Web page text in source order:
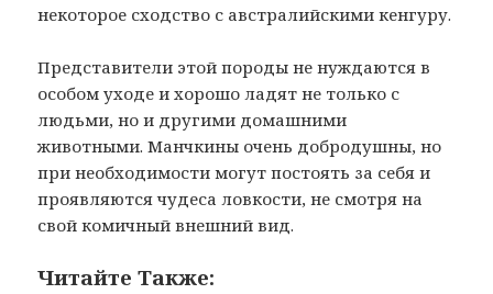
некоторое сходство с австралийскими кенгуру.
Представители этой породы не нуждаются в
особом уходе и хорошо ладят не только с
людьми, но и другими домашними
животными. Манчкины очень добродушны, но
при необходимости могут постоять за себя и
проявляются чудеса ловкости, не смотря на
свой комичный внешний вид.
Читайте Также: